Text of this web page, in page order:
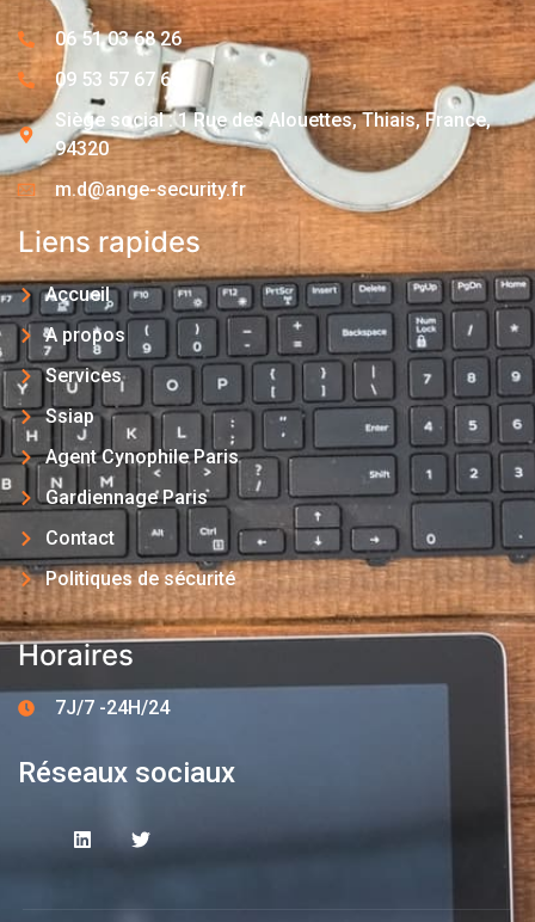
06 51 03 68 26
09 53 57 67 63
Siège social : 1 Rue des Alouettes, Thiais, France,
94320
m.d@ange-security.fr
Liens rapides
Accueil
A propos
Services
Ssiap
Agent Cynophile Paris
Gardiennage Paris
Contact
Politiques de sécurité
Horaires
7J/7 -24H/24
Réseaux sociaux